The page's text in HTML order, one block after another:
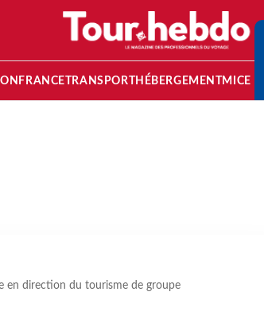
FRANCETRANSPORT HÉBERGEMENTMICE
en direction du tourisme de groupe